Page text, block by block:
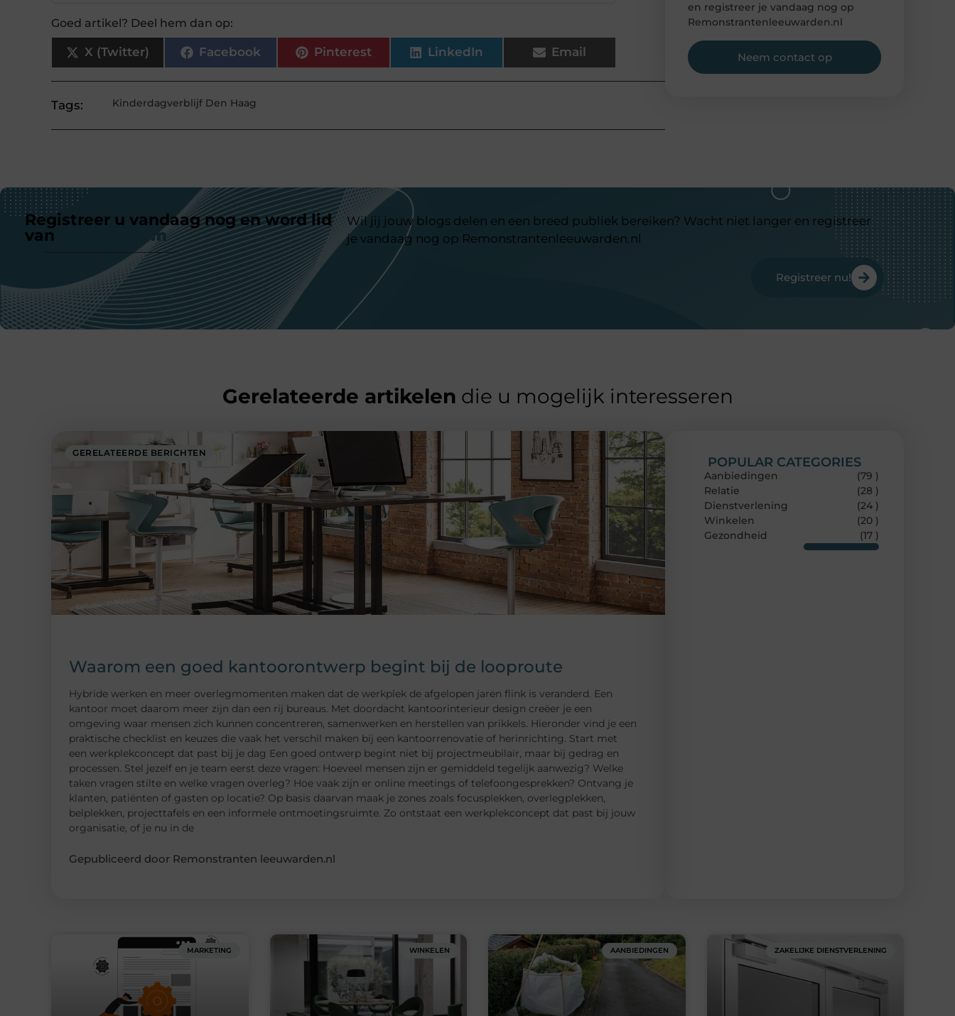
Goed artikel? Deel hem dan op:
X (Twitter) Facebook Pinterest LinkedIn Email
Tags: Kinderdagverblijf Den Haag
en registreer je vandaag nog op
Remonstrantenleeuwarden.nl
Neem contact op
Registreer u vandaag nog en word lid
van
ons platform
Wil jij jouw blogs delen en een breed publiek bereiken? Wacht niet langer en registreer
je vandaag nog op Remonstrantenleeuwarden.nl
Registreer nu!
Gerelateerde artikelen die u mogelijk interesseren
GERELATEERDE BERICHTEN
Waarom een goed kantoorontwerp begint bij de looproute
Hybride werken en meer overlegmomenten maken dat de werkplek de afgelopen jaren flink is veranderd. Een
kantoor moet daarom meer zijn dan een rij bureaus. Met doordacht kantoorinterieur design creëer je een
omgeving waar mensen zich kunnen concentreren, samenwerken en herstellen van prikkels. Hieronder vind je een
praktische checklist en keuzes die vaak het verschil maken bij een kantoorrenovatie of herinrichting. Start met
een werkplekconcept dat past bij je dag Een goed ontwerp begint niet bij projectmeubilair, maar bij gedrag en
processen. Stel jezelf en je team eerst deze vragen: Hoeveel mensen zijn er gemiddeld tegelijk aanwezig? Welke
taken vragen stilte en welke vragen overleg? Hoe vaak zijn er online meetings of telefoongesprekken? Ontvang je
klanten, patiënten of gasten op locatie? Op basis daarvan maak je zones zoals focusplekken, overlegplekken,
belplekken, projecttafels en een informele ontmoetingsruimte. Zo ontstaat een werkplekconcept dat past bij jouw
organisatie, of je nu in de
Gepubliceerd door Remonstranten leeuwarden.nl
POPULAR CATEGORIES
Aanbiedingen
(79 )
Relatie
(28 )
Dienstverlening
(24 )
Winkelen
(20 )
Gezondheid
(17 )
MARKETING WINKELEN AANBIEDINGEN ZAKELIJKE DIENSTVERLENING